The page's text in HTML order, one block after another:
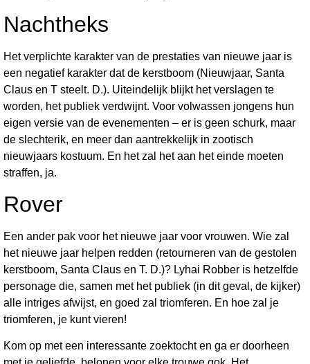
Nachtheks
Het verplichte karakter van de prestaties van nieuwe jaar is
een negatief karakter dat de kerstboom (Nieuwjaar, Santa
Claus en T steelt. D.). Uiteindelijk blijkt het verslagen te
worden, het publiek verdwijnt. Voor volwassen jongens hun
eigen versie van de evenementen – er is geen schurk, maar
de slechterik, en meer dan aantrekkelijk in zootisch
nieuwjaars kostuum. En het zal het aan het einde moeten
straffen, ja.
Rover
Een ander pak voor het nieuwe jaar voor vrouwen. Wie zal
het nieuwe jaar helpen redden (retourneren van de gestolen
kerstboom, Santa Claus en T. D.)? Lyhai Robber is hetzelfde
personage die, samen met het publiek (in dit geval, de kijker)
alle intriges afwijst, en goed zal triomferen. En hoe zal je
triomferen, je kunt vieren!
Kom op met een interessante zoektocht en ga er doorheen